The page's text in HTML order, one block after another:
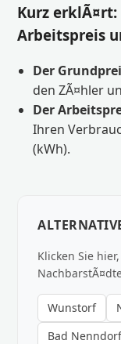
Kurz
Arbeitspreis
Der
den ZÃ¤hler
Der
Ihren
(kWh).
Klicken Sie
Wunstorf
Bad